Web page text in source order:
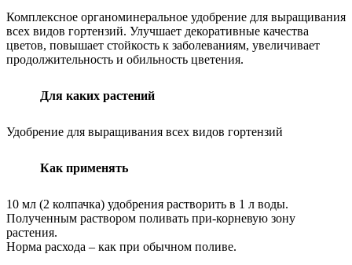
Комплексное органоминеральное удобрение для выращивания
всех видов гортензий. Улучшает декоративные качества
цветов, повышает стойкость к заболеваниям, увеличивает
продолжительность и обильность цветения.
Для каких растений
Удобрение для выращивания всех видов гортензий
Как применять
10 мл (2 колпачка) удобрения растворить в 1 л воды.
Полученным раствором поливать при-корневую зону
растения.
Норма расхода – как при обычном поливе.